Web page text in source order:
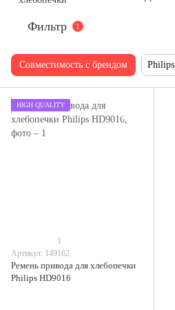
Фильтр 1
Совместимость с брендом Philips
HIGH QUALITY
1
Артикул: 149162
Ремень привода для хлебопечки
Philips HD9016